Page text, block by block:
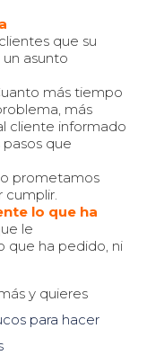
que su
asunto
más tiempo
más
cliente informado
que
prometamos
cumplir.
lo que ha
le
que ha pedido, ni
y quieres
para hacer